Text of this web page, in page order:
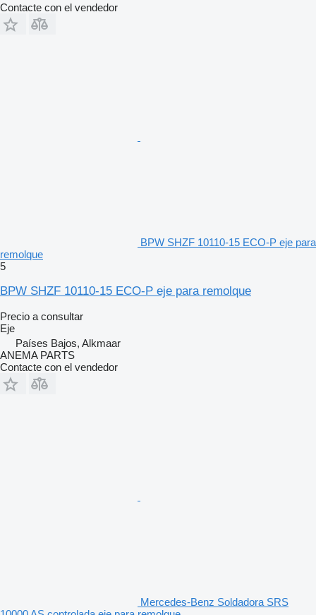
Contacte con el vendedor
BPW SHZF 10110-15 ECO-P eje para
remolque
5
BPW SHZF 10110-15 ECO-P eje para remolque
Precio a consultar
Eje
Países Bajos, Alkmaar
ANEMA PARTS
Contacte con el vendedor
Mercedes-Benz Soldadora SRS